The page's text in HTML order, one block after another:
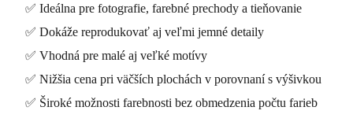
✅ Ideálna pre fotografie, farebné prechody a tieňovanie
✅ Dokáže reprodukovať aj veľmi jemné detaily
✅ Vhodná pre malé aj veľké motívy
✅ Nižšia cena pri väčších plochách v porovnaní s výšivkou
✅ Široké možnosti farebnosti bez obmedzenia počtu farieb